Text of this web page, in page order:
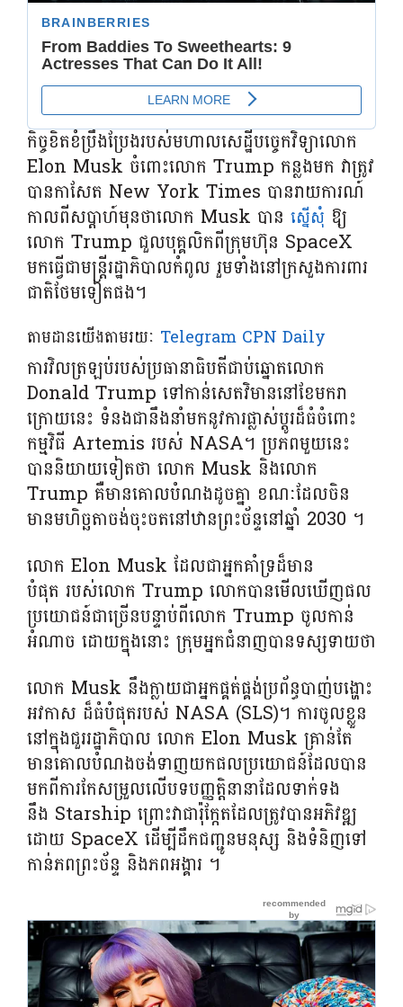
កិច្ចខិតខំប្រឹងប្រែងរបស់មហាលសេដ្ឋីបច្ចេកវិទ្យាលោក
Elon Musk ចំពោះលោក Trump កន្លងមក វាត្រូវ
បានកាសែត New York Times បានរាយការណ៍
កាលពីសប្តាហ៍មុនថាលោក Musk បាន ស្នើសុំ ឱ្យ
លោក Trump ជួលបុគ្គលិកពីក្រុមហ៊ុន SpaceX
មកធ្វើជាមន្ត្រីរដ្ឋាភិបាលកំពូល រួមទាំងនៅក្រសួងការពារ
ជាតិថែមទៀតផង។
តាមដានយើងតាមរយៈ Telegram CPN Daily
ការវិលត្រឡប់របស់ប្រធានាធិបតីជាប់ឆ្នោតលោក
Donald Trump ទៅកាន់សេតវិមាននៅខែមករា
ក្រោយនេះ ទំនងជានឹងនាំមកនូវការផ្លាស់ប្តូរដ៏ធំចំពោះ
កម្មវិធី Artemis របស់ NASA។ ប្រភពមួយនេះ
បាននិយាយទៀតថា លោក Musk និងលោក
Trump គឺមានគោលបំណងដូចគ្នា ខណៈដែលចិន
មានមហិច្ឆតាចង់ចុះចតនៅឋានព្រះច័ន្ទនៅឆ្នាំ 2030 ។
លោក Elon Musk ដែលជាអ្នកគាំទ្រដ៏មាន
បំផុត របស់លោក Trump លោកបានមើលឃើញផល
ប្រយោជន៍ជាច្រើនបន្ទាប់ពីលោក Trump ចូលកាន់
អំណាច ដោយក្នុងនោះ ក្រុមអ្នកជំនាញបានទស្សទាយថា
លោក Musk នឹងក្លាយជាអ្នកផ្គត់ផ្គង់ប្រព័ន្ធបាញ់បង្ហោះ
អវកាស ដ៏ធំបំផុតរបស់ NASA (SLS)។ ការចូលខ្លួន
នៅក្នុងជួររដ្ឋាភិបាល លោក Elon Musk គ្រាន់តែ
មានគោលបំណងចង់ទាញយកផលប្រយោជន៍ដែលបាន
មកពីការកែសម្រួលលើបទបញ្ញត្តិនានាដែលទាក់ទង
នឹង Starship ព្រោះវាជារ៉ុក្កែតដែលត្រូវបានអភិវឌ្ឍ
ដោយ SpaceX ដើម្បីដឹកជញ្ជូនមនុស្ស និងទំនិញទៅ
កាន់ភពព្រះច័ន្ទ និងភពអង្គារ ។